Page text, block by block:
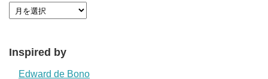
Inspired by
Edward de Bono